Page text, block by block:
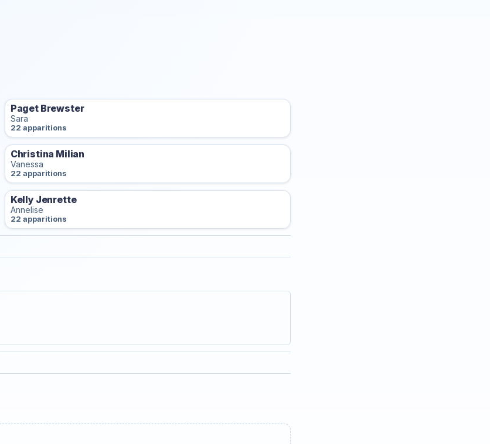
Paget Brewster
Sara
22 apparitions
Christina Milian
Vanessa
22 apparitions
Kelly Jenrette
Annelise
22 apparitions